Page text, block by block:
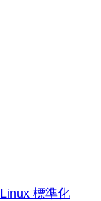
Linux 標準化